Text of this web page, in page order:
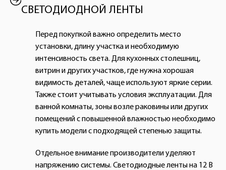
СВЕТОДИОДНОЙ ЛЕНТЫ
Перед покупкой важно определить место
установки, длину участка и необходимую
интенсивность света. Для кухонных столешниц,
витрин и других участков, где нужна хорошая
видимость деталей, чаще используют яркие серии.
Также стоит учитывать условия эксплуатации. Для
ванной комнаты, зоны возле раковины или других
помещений с повышенной влажностью необходимо
купить модели с подходящей степенью защиты.
Отдельное внимание производители уделяют
напряжению системы. Светодиодные ленты на 12 В